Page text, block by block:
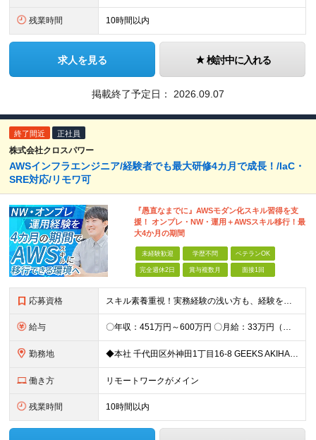
残業時間 10時間以内
求人を見る 検討中に入れる
掲載終了予定日： 2026.09.07
終了間近 正社員
株式会社クロスパワー
AWSインフラエンジニア/経験者でも最大研修4カ月で成長！/IaC・
SRE対応/リモワ可
『愚直なまでに』AWSモダン化スキル習得を支
援！ オンプレ・NW・運用＋AWSスキル移行！最
大4か月の期間
未経験歓迎 学歴不問 ベテランOK
完全週休2日 賞与複数月 面接1回
応募資格 スキル素養重視！実務経験の浅い方も、経験を活かしたい中堅層も、幅広く歓迎します！ ・学歴不問 ・システム運用、構築、開発経験または相当の見識がある方 ◆賞与年2回有◆20～50代まで幅広い年代が
給与 〇年収：451万円～600万円 〇月給：33万円（固定残業87,187円含）～ 44.3万円（固定残業110,039円含）＋賞与＋資格手当 ※固定残業は45時間（当社の平均残業は8時間です）。 万が
勤務地 ◆本社 千代田区外神田1丁目16-8 GEEKS AKIHABARA 3階 ◆リモートワーク者多数 ※上記を除く当社関連勤務地
働き方 リモートワークがメイン
残業時間 10時間以内